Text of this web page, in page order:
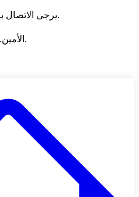
يرجى الاتصال بنا لأي أستفسارات أو دعم.
© 2024 الأمين. جميع الحقوق محفوظة.